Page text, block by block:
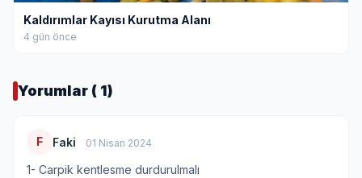
Kaldırımlar Kayısı Kurutma Alanı
4 gün önce
Yorumlar ( 1)
F Faki 01 Nisan 2024
1- Carpik kentlesme durdurulmalı